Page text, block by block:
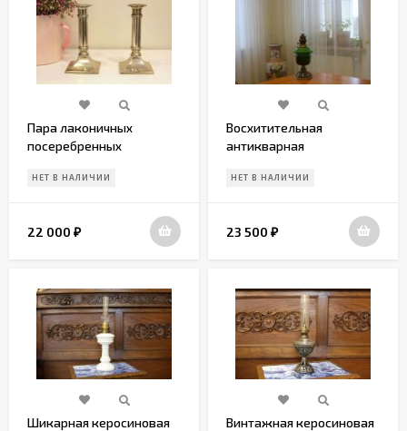
Пара лаконичных
посеребренных
Середина 20в.
НЕТ В НАЛИЧИИ
22 000 ₽
Восхитительная
антикварная
Европа. Начало 20 века
НЕТ В НАЛИЧИИ
23 500 ₽
Шикарная керосиновая
Винтажная керосиновая